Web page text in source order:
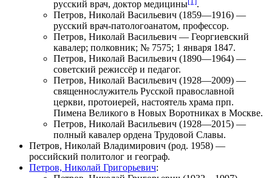
русский врач, доктор медицины
.
Петров, Николай Васильевич (1859—1916) —
русский врач-патологоанатом, профессор.
Петров, Николай Васильевич — Георгиевский
кавалер; полковник; № 7575; 1 января 1847.
Петров, Николай Васильевич (1890—1964) —
советский режиссёр и педагог.
Петров, Николай Васильевич (1928—2009) —
священнослужитель Русской православной
церкви, протоиерей, настоятель храма прп.
Пимена Великого в Новых Воротниках в Москве.
Петров, Николай Васильевич (1928—2015) —
полный кавалер ордена Трудовой Славы.
Петров, Николай Владимирович (род. 1958) —
российский политолог и географ.
Петров, Николай Григорьевич: